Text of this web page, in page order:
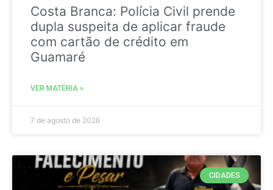
Costa Branca: Polícia Civil prende
dupla suspeita de aplicar fraude
com cartão de crédito em
Guamaré
VER MATÉRIA »
7 de agosto de 2026
CIDADES